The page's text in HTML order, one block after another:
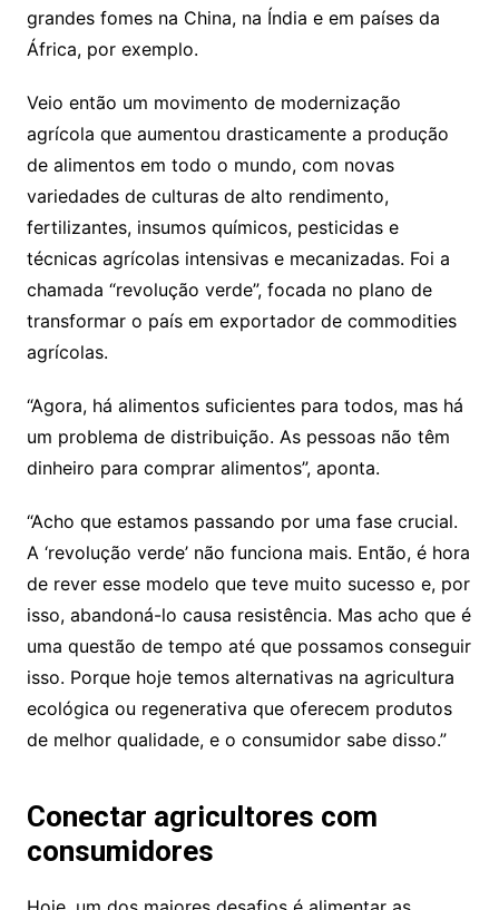
grandes fomes na China, na Índia e em países da
África, por exemplo.
Veio então um movimento de modernização
agrícola que aumentou drasticamente a produção
de alimentos em todo o mundo, com novas
variedades de culturas de alto rendimento,
fertilizantes, insumos químicos, pesticidas e
técnicas agrícolas intensivas e mecanizadas. Foi a
chamada “revolução verde”, focada no plano de
transformar o país em exportador de commodities
agrícolas.
“Agora, há alimentos suficientes para todos, mas há
um problema de distribuição. As pessoas não têm
dinheiro para comprar alimentos”, aponta.
“Acho que estamos passando por uma fase crucial.
A ‘revolução verde’ não funciona mais. Então, é hora
de rever esse modelo que teve muito sucesso e, por
isso, abandoná-lo causa resistência. Mas acho que é
uma questão de tempo até que possamos conseguir
isso. Porque hoje temos alternativas na agricultura
ecológica ou regenerativa que oferecem produtos
de melhor qualidade, e o consumidor sabe disso.”
Conectar agricultores com
consumidores